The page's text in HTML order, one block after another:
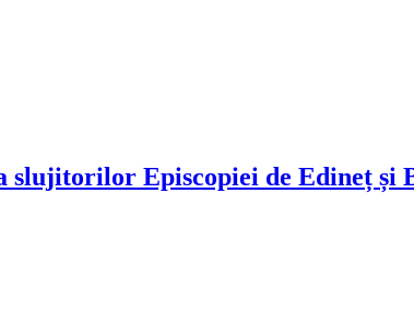
slujitorilor Episcopiei de Edineț și